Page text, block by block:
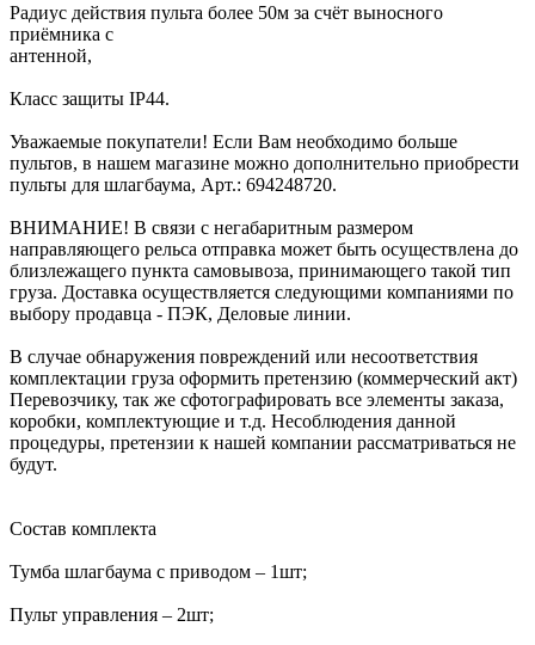
Радиус действия пульта более 50м за счёт выносного
приёмника с
Класс защиты IP44.
Уважаемые покупатели! Если Вам необходимо больше
пультов, в нашем магазине можно дополнительно приобрести
пульты для шлагбаума, Арт.: 694248720.
ВНИМАНИЕ! В связи с негабаритным размером
направляющего рельса отправка может быть осуществлена до
близлежащего пункта самовывоза, принимающего такой тип
груза. Доставка осуществляется следующими компаниями по
выбору продавца - ПЭК, Деловые линии.
В случае обнаружения повреждений или несоответствия
комплектации груза оформить претензию (коммерческий акт)
Перевозчику, так же сфотографировать все элементы заказа,
коробки, комплектующие и т.д. Несоблюдения данной
процедуры, претензии к нашей компании рассматриваться не
будут.
Состав комплекта
Тумба шлагбаума с приводом – 1шт;
Пульт управления – 2шт;